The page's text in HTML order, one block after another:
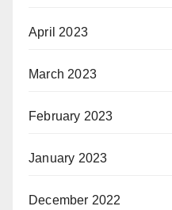
April 2023
March 2023
February 2023
January 2023
December 2022